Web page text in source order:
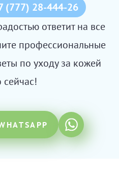
(777) 28-444-26
ответит на все
профессиональные
по уходу за кожей